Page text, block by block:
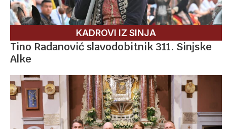
KADROVI IZ SINJA
Tino Radanović slavodobitnik 311. Sinjske
Alke